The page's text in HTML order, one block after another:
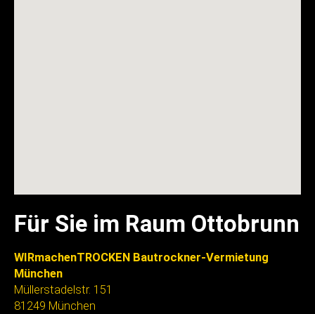
Für Sie im Raum Ottobrunn
WIRmachenTROCKEN Bautrockner-Vermietung
München
Müllerstadelstr. 151
81249 München